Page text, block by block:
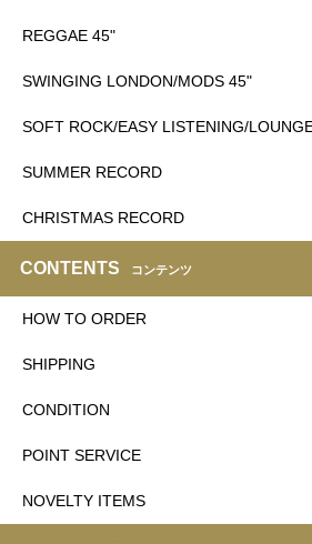
REGGAE 45"
SWINGING LONDON/MODS 45"
SOFT ROCK/EASY LISTENING/
SUMMER RECORD
CHRISTMAS RECORD
CONTENTS コンテンツ
HOW TO ORDER
SHIPPING
CONDITION
POINT SERVICE
NOVELTY ITEMS